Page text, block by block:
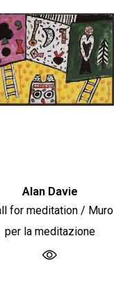
Alan Davie
for meditation / Muro
per la meditazione